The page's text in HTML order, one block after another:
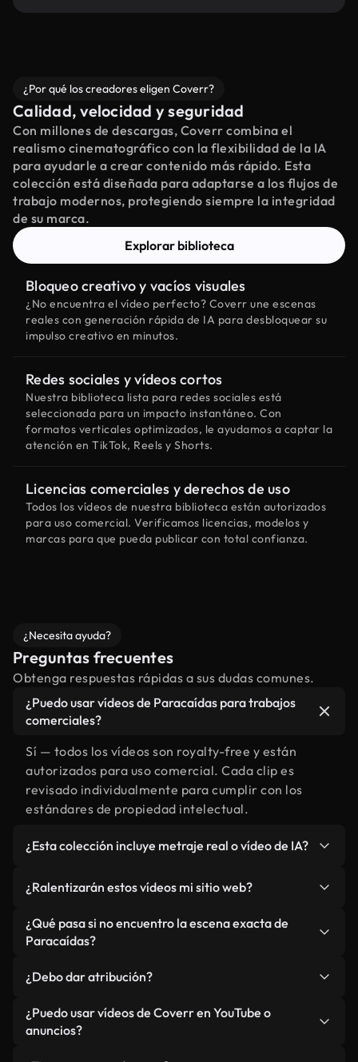
¿Por qué los creadores eligen Coverr?
Calidad, velocidad y seguridad
Con millones de descargas, Coverr combina el
realismo cinematográfico con la flexibilidad de la IA
para ayudarle a crear contenido más rápido. Esta
colección está diseñada para adaptarse a los flujos de
trabajo modernos, protegiendo siempre la integridad
de su marca.
Explorar biblioteca
Bloqueo creativo y vacíos visuales
¿No encuentra el vídeo perfecto? Coverr une escenas
reales con generación rápida de IA para desbloquear su
impulso creativo en minutos.
Redes sociales y vídeos cortos
Nuestra biblioteca lista para redes sociales está
seleccionada para un impacto instantáneo. Con
formatos verticales optimizados, le ayudamos a captar la
atención en TikTok, Reels y Shorts.
Licencias comerciales y derechos de uso
Todos los vídeos de nuestra biblioteca están autorizados
para uso comercial. Verificamos licencias, modelos y
marcas para que pueda publicar con total confianza.
¿Necesita ayuda?
Preguntas frecuentes
Obtenga respuestas rápidas a sus dudas comunes.
¿Puedo usar vídeos de Paracaídas para trabajos
comerciales?
Sí — todos los vídeos son royalty-free y están
autorizados para uso comercial. Cada clip es
revisado individualmente para cumplir con los
estándares de propiedad intelectual.
¿Esta colección incluye metraje real o vídeo de IA?
relacionado con Paracaídas y vídeos generados
por IA. Todo está claramente etiquetado.
¿Ralentizarán estos vídeos mi sitio web?
No si selecciona nuestras versiones optimizadas
para web, diseñadas específicamente para uso de
métricas como LCP.
¿Qué pasa si no encuentro la escena exacta de
Paracaídas?
Studio. Describe la escena, como "Paracaídas al
atardecer", y la IA la generará en segundos
conforme a nuestros estándares.
¿Debo dar atribución?
No es necesario. Todos los vídeos en nuestra
biblioteca son royalty-free, aunque siempre se
¿Puedo usar vídeos de Coverr en YouTube o
anuncios?